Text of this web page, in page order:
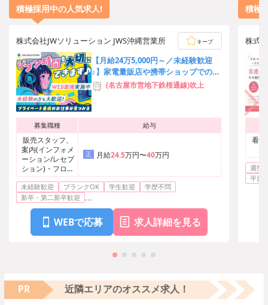
積極採用中の人気求人!
株式会社JWソリューション JWS沖縄営業所 キープ
【月給24万5,000円～／未経験歓迎
♪】家電量販店や携帯ショップでの受
付スタッフ！完全週休2日＆残業少な
め
(名古屋市営地下鉄桜通線)吹上
募集職種 給与
販売スタッフ、
案内(インフォメ
ーション/レセプ
ション)・フロン
ト・受付
正 月給24.5万円〜40万円
未経験歓迎 ブランクOK 学生歓迎
学歴不問
新卒・第二新卒歓迎
...
WEBで応募 求人詳細を見る
積極
株式
看護
週払
平日
PR 近隣エリアのオススメ求人！